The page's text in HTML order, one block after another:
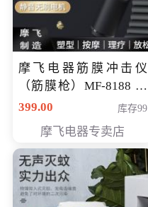
摩飞电器筋膜冲击仪
（筋膜枪）MF-8188 会
员专享价268元
399.00 库存99
摩飞电器专卖店